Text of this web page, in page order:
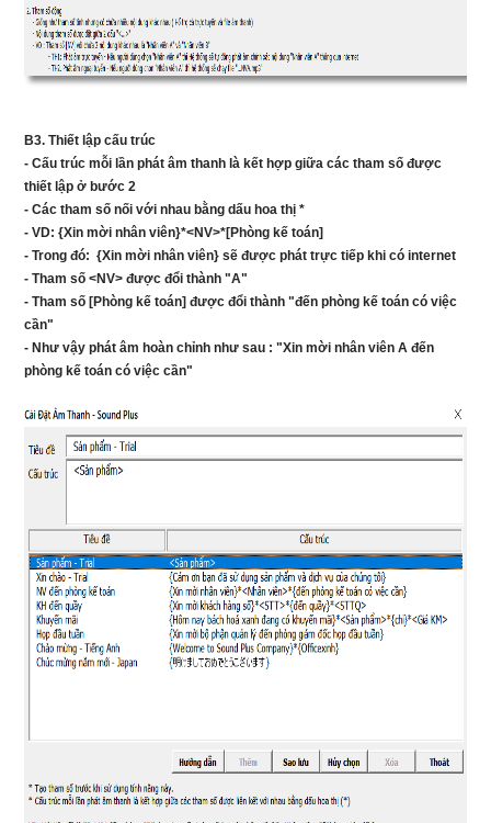
B3. Thiết lập cấu trúc
- Cấu trúc mỗi lần phát âm thanh là kết hợp giữa các tham số được
thiết lập ở bước 2
- Các tham số nối với nhau bằng dấu hoa thị *
- VD: {Xin mời nhân viên}*<NV>*[Phòng kế toán]
- Trong đó: {Xin mời nhân viên} sẽ được phát trực tiếp khi có internet
- Tham số <NV> được đổi thành "A"
- Tham số [Phòng kế toán] được đổi thành "đến phòng kế toán có việc
cần"
- Như vậy phát âm hoàn chỉnh như sau : "Xin mời nhân viên A đến
phòng kế toán có việc cần"